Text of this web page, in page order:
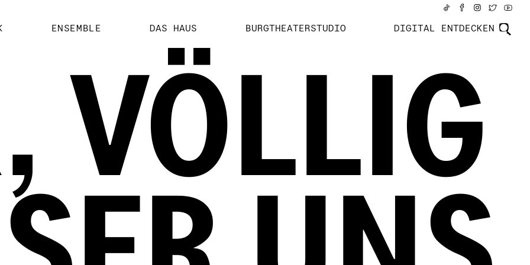
ENSEMBLE DAS HAUS BURGTHEATERSTUDIO DIGITAL ENTDECKEN
VÖLLIG